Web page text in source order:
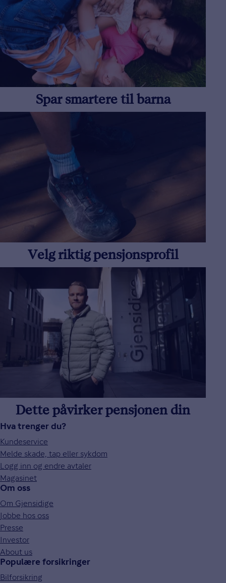
Spar smartere til barna
Velg riktig pensjonsprofil
Dette påvirker pensjonen din
Hva trenger du?
Kundeservice
Melde skade, tap eller sykdom
Logg inn og endre avtaler
Magasinet
Om oss
Om Gjensidige
Jobbe hos oss
Presse
Investor
About us
Populære forsikringer
Bilforsikring